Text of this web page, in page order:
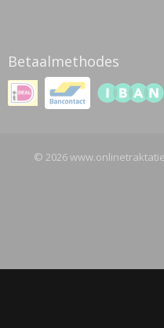
Betaalmethodes
© 2026